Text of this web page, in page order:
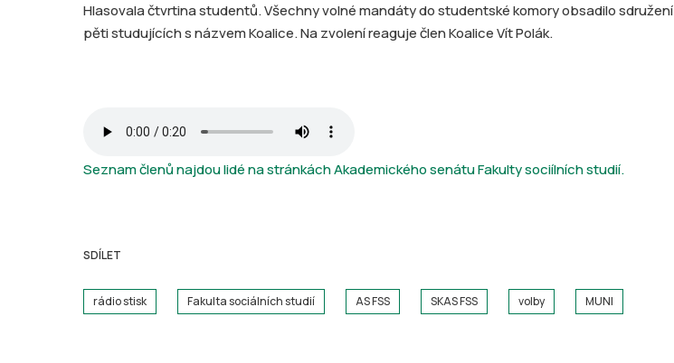
Hlasovala čtvrtina studentů. Všechny volné mandáty do studentské komory obsadilo sdružení
pěti studujících s názvem Koalice. Na zvolení reaguje člen Koalice Vít Polák.
Seznam členů najdou lidé na stránkách Akademického senátu Fakulty sociílních studií.
SDÍLET
rádio stisk Fakulta sociálních studií AS FSS SKAS FSS volby MUNI